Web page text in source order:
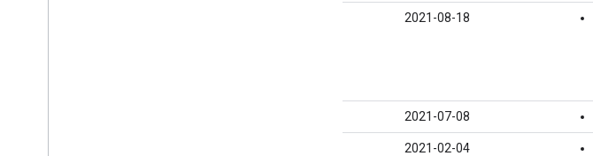
2021-08-18
2021-07-08
2021-02-04